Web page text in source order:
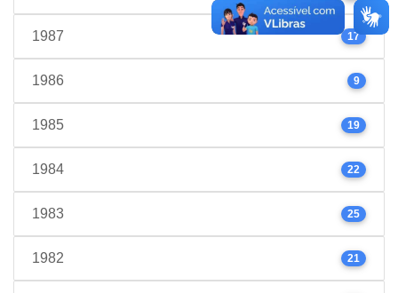
1987 17
1986 9
1985 19
1984 22
1983 25
1982 21